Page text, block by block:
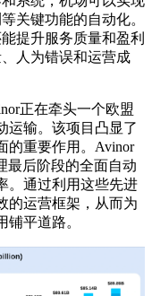
关键功能的自动化。
提升服务质量和盈利
人为错误和运营成
正在牵头一个欧盟
运输。该项目凸显了
的重要作用。Avinor
最后阶段的全面自动
。通过利用这些先进
的运营框架，从而为
平道路。